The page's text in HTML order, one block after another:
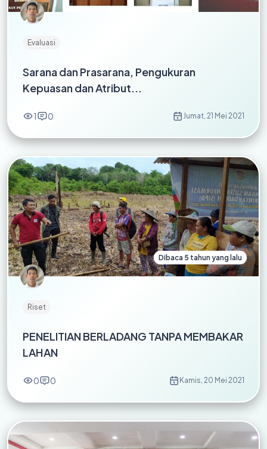
Evaluasi
Sarana dan Prasarana, Pengukuran
Kepuasan dan Atribut...
1 0 Jumat, 21 Mei 2021
Dibaca 5 tahun yang lalu
Riset
PENELITIAN BERLADANG TANPA MEMBAKAR
LAHAN
0 0 Kamis, 20 Mei 2021